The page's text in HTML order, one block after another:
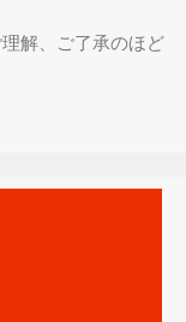
解、ご了承のほど